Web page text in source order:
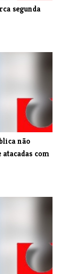
segunda
não
com